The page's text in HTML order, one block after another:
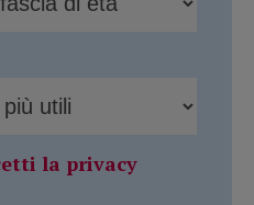
la privacy